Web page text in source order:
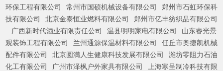
环保工程有限公司
常州市国硕机械设备有限公司
郑州市石虹环保科
技有限公司
北京金泰恒业燃料有限公司
郑州市亿丰纺织品有限公司
广西新时代酒业有限责任公司
温县明明家电有限公司
山东睿光景
观装饰工程有限公司
兰州通源保温材料有限公司
任丘市奥捷凯机械
配件有限公司
北京圆满人生健康科技发展有限公司
潍坊零阻力石油
化工有限公司
广州市泽枫户外家具有限公司
上海寒呈制冷科技有限